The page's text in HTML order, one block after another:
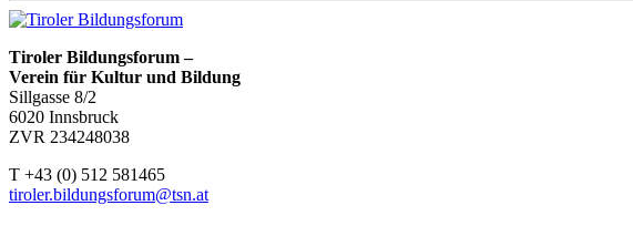
Tiroler Bildungsforum –
Verein für Kultur und Bildung
Sillgasse 8/2
6020 Innsbruck
ZVR 234248038
T +43 (0) 512 581465
tiroler.bildungsforum@tsn.at